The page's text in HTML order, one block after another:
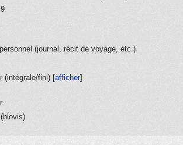
(journal, récit de voyage, etc.)
(intégrale/fini) [afficher]